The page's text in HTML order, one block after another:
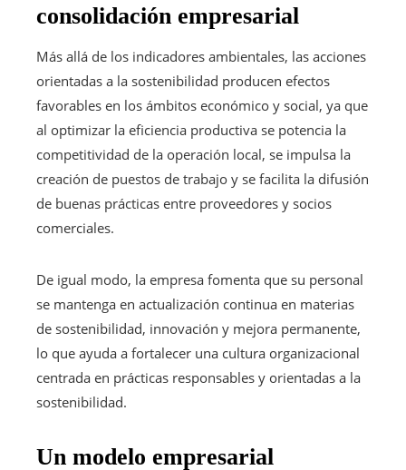
consolidación empresarial
Más allá de los indicadores ambientales, las acciones
orientadas a la sostenibilidad producen efectos
favorables en los ámbitos económico y social, ya que
al optimizar la eficiencia productiva se potencia la
competitividad de la operación local, se impulsa la
creación de puestos de trabajo y se facilita la difusión
de buenas prácticas entre proveedores y socios
comerciales.
De igual modo, la empresa fomenta que su personal
se mantenga en actualización continua en materias
de sostenibilidad, innovación y mejora permanente,
lo que ayuda a fortalecer una cultura organizacional
centrada en prácticas responsables y orientadas a la
sostenibilidad.
Un modelo empresarial